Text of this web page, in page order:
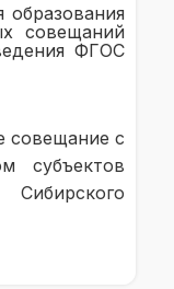
образования
совещаний
ФГОС
совещание с
субъектов